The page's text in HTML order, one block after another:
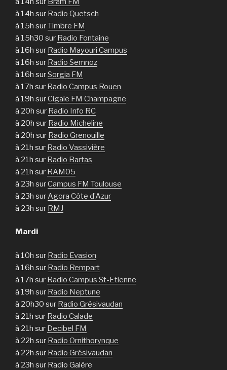
à 14h sur Radio Quetsch
à 15h surTimbre FM
à 15h30 sur Radio Fontaine
à 16h sur Radio Mayouri Campus
à 16h sur Radio Semnoz
à 16h surSorgia FM
à 17h sur Radio Campus Rouen
à 19h surCigale FM Champagne
à 20h sur Radio Info RC
à 20h sur Radio Micheline
à 20h sur Radio Grenouille
à 21h sur Radio Vassivière
à 21h sur Radio Bartas
à 21h sur RAM05
à 23h surCampus FM Toulouse
à 23h sur Agora Côte d’Azur
à 23h sur RMJ
Mardi
à 10h sur Radio Evasion
à 16h sur Radio Rempart
à 17h sur Radio Campus St-Etienne
à 19h sur Radio Neptune
à 20h30 sur Radio Grésivaudan
à 21h sur Radio Calade
à 21h sur Decibel FM
à 22h sur Radio Ornithorynque
à 22h sur Radio Grésivaudan
à 23h sur Radio Galère